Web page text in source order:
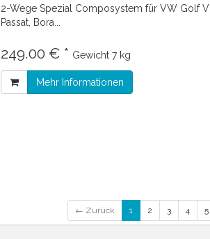
2-Wege Spezial Composystem für VW Golf VI,
Passat, Bora...
249.00 € * Gewicht 7 kg
Mehr Informationen
← Zurück 1 2 3 4 5